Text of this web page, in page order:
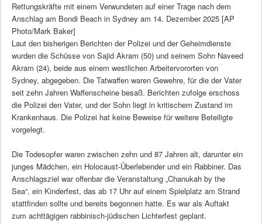
Rettungskräfte mit einem Verwundeten auf einer Trage nach dem
Anschlag am Bondi Beach in Sydney am 14. Dezember 2025 [AP
Photo/Mark Baker]
Laut den bisherigen Berichten der Polizei und der Geheimdienste
wurden die Schüsse von Sajid Akram (50) und seinem Sohn Naveed
Akram (24), beide aus einem westlichen Arbeitervororten von
Sydney, abgegeben. Die Tatwaffen waren Gewehre, für die der Vater
seit zehn Jahren Waffenscheine besaß. Berichten zufolge erschoss
die Polizei den Vater, und der Sohn liegt in kritischem Zustand im
Krankenhaus. Die Polizei hat keine Beweise für weitere Beteiligte
vorgelegt.
Die Todesopfer waren zwischen zehn und 87 Jahren alt, darunter ein
junges Mädchen, ein Holocaust-Überlebender und ein Rabbiner. Das
Anschlagsziel war offenbar die Veranstaltung „Chanukah by the
Sea“, ein Kinderfest, das ab 17 Uhr auf einem Spielplatz am Strand
stattfinden sollte und bereits begonnen hatte. Es war als Auftakt
zum achttägigen rabbinisch-jüdischen Lichterfest geplant.